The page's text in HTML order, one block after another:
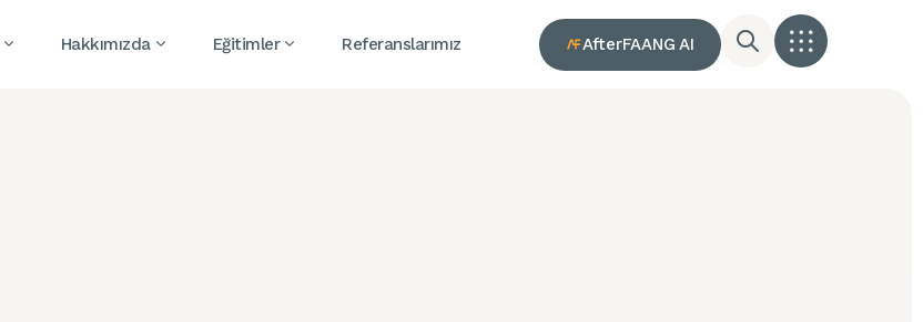
Hakkımızda Eğitimler Referanslarımız AfterFAANG AI